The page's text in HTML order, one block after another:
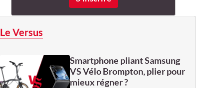
Le Versus
Smartphone pliant Samsung
VS Vélo Brompton, plier pour
mieux régner ?